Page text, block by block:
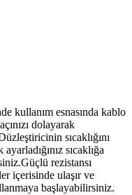
kullanım esnasında kablo
dolayarak
sıcaklığını
sıcaklığa
rezistansı
içerisinde ulaşır ve
başlayabilirsiniz.